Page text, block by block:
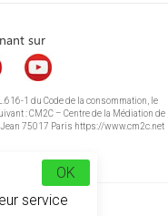
sur
1 du Code de la consommation, le
: CM2C – Centre de la Médiation de
75017 Paris https://www.cm2c.net
service
OK